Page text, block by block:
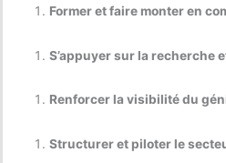
Former et faire monter en
S’appuyer sur la recherche
Renforcer la visibilité du
Structurer et piloter le